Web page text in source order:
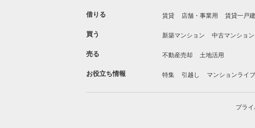
借りる 賃貸 店舗・事業用 賃貸一戸
買う 新築マンション 中古マンション
売る 不動産売却 土地活用
お役立ち情報 特集 引越し マンションライ
プラ